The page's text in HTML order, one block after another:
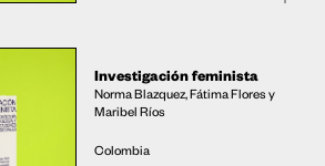
Investigación feminista
Norma Blazquez, Fátima Flores y
Maribel Ríos
Colombia